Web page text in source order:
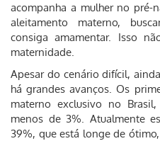
acompanha a mulher no pré-
aleitamento materno,
consiga amamentar. Isso
maternidade.
Apesar do cenário difícil,
há grandes avanços. Os
materno exclusivo no
menos de 3%. Atualmente
39%, que está longe de